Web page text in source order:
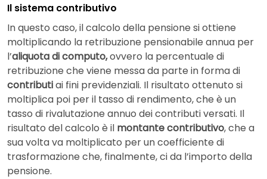
Il sistema contributivo
In questo caso, il calcolo della pensione si ottiene
moltiplicando la retribuzione pensionabile annua per
l’aliquota di computo,ovvero la percentuale di
retribuzione che viene messa da parte in forma di
contributiai fini previdenziali. Il risultato ottenuto si
moltiplica poi per il tasso di rendimento, che è un
tasso di rivalutazione annuo dei contributi versati. Il
risultato del calcolo è il montante contributivo, che a
sua volta va moltiplicato per un coefficiente di
trasformazione che, finalmente, ci da l’importo della
pensione.